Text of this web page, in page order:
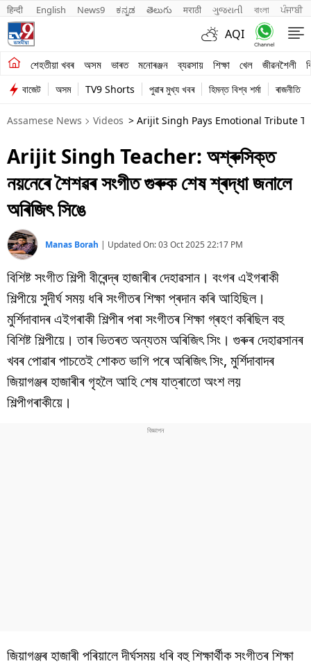
हिन्दी English News9 ಕನ್ನಡ తెలుగు मराठी ગુજરાતી বাংলা ਪੰਜਾਬੀ
AQI
শেহতীয়া খবৰ অসম ভাৰত মনোৰঞ্জন ব্যৱসায় শিক্ষা খেল জীৱনশৈলী
শেহতীয়া খবৰ
অসম
ভাৰত
মনোৰঞ্জন
ব্যৱসায়
শিক্ষা
খেল
জীৱনশৈলী
বিশ্ব
প্ৰযুক্তি
Videos
বাজেট অসম TV9 Shorts পুৱাৰ মুখ্য খবৰ হিমন্ত বিশ্ব শৰ্মা ৰাজনীতি
Assamese News Videos > Arijit Singh Pays Emotional Tribute
Arijit Singh Teacher: অশ্ৰুসিক্ত
নয়নেৰে শৈশৱৰ সংগীত গুৰুক শেষ শ্ৰদ্ধা জনালে
অৰিজিৎ সিঙে
Manas Borah | Updated On:03 Oct 2025 22:17 PM
বিশিষ্ট সংগীত শিল্পী বীৰেন্দ্ৰ হাজাৰীৰ দেহাৱসান। বংগৰ এইগৰাকী
শিল্পীয়ে সুদীৰ্ঘ সময় ধৰি সংগীতৰ শিক্ষা প্ৰদান কৰি আহিছিল।
মুৰ্শিদাবাদৰ এইগৰাকী শিল্পীৰ পৰা সংগীতৰ শিক্ষা গ্ৰহণ কৰিছিল বহু
বিশিষ্ট শিল্পীয়ে। তাৰ ভিতৰত অন্যতম অৰিজিৎ সিং। গুৰুৰ দেহাৱসানৰ
খবৰ পোৱাৰ পাচতেই শোকত ভাগি পৰে অৰিজিৎ সিং, মুৰ্শিদাবাদৰ
জিয়াগঞ্জৰ হাজাৰীৰ গৃহলৈ আহি শেষ যাত্ৰাতো অংশ লয়
শিল্পীগৰাকীয়ে।
জিয়াগঞ্জৰ হাজাৰী পৰিয়ালে দীৰ্ঘসময় ধৰি বহু শিক্ষাৰ্থীক সংগীতৰ শিক্ষা